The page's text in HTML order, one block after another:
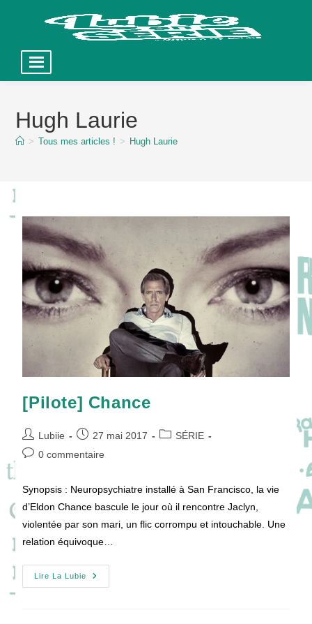
contentHugh Laurie
> Tous mes articles ! > Hugh Laurie
[Pilote] Chance
Auteur/autrice
de
Lubiie
Publication
publiée :
27 mai 2017
PostSÉRIE
Commentaires
publication :
0 commentaire
Synopsis : Neuropsychiatre installé à San Francisco, la vie
d’Eldon Chance bascule le jour où il rencontre Jaclyn,
violentée par son mari, un flic corrompu et intouchable. Une
relation équivoque…
Lire La Lubie
[Pilote]
Chance